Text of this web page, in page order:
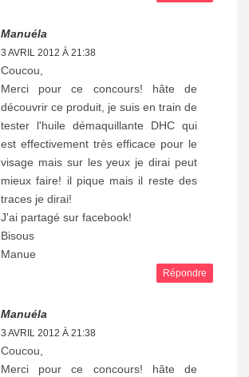
Manuéla
3 AVRIL 2012 À 21:38
Coucou,
Merci pour ce concours! hâte de
découvrir ce produit, je suis en train de
tester l'huile démaquillante DHC qui
est effectivement très efficace pour le
visage mais sur les yeux je dirai peut
mieux faire! il pique mais il reste des
traces je dirai!
J'ai partagé sur facebook!
Bisous
Manue
Répondre
Manuéla
3 AVRIL 2012 À 21:38
Coucou,
Merci pour ce concours! hâte de